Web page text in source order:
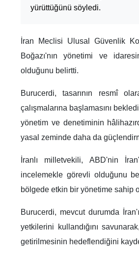
yürüttüğünü söyledi.
İran Meclisi Ulusal Güvenlik
Boğazı'nın yönetimi ve
olduğunu belirtti.
Burucerdi, tasarının resmî
çalışmalarına başlamasını
yönetim ve denetiminin
yasal zeminde daha da
İranlı milletvekili, ABD'nin
incelemekle görevli olduğunu
bölgede etkin bir yönetime sahip
Burucerdi, mevcut durumda
yetkilerini kullandığını
getirilmesinin hedeflendiğini